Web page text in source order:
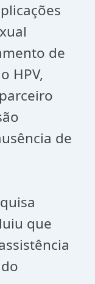
de
HPV,
de
que